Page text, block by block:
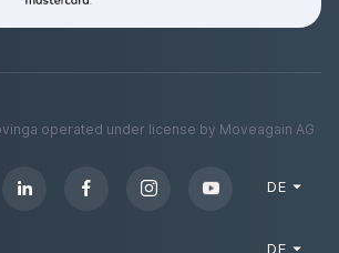
operated under license by Moveagain AG
DE
DE